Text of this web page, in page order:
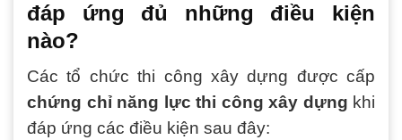
đáp ứng đủ những điều kiện
nào?
Các tổ chức thi công xây dựng được cấp
chứng chỉ năng lực thi công xây dựng khi
đáp ứng các điều kiện sau đây: